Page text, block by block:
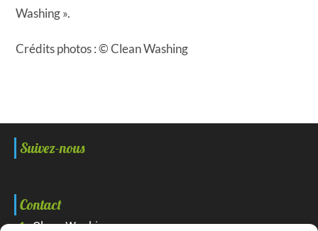
Washing ».
Crédits photos : © Clean Washing
Suivez-nous
Contact
Clean Washing